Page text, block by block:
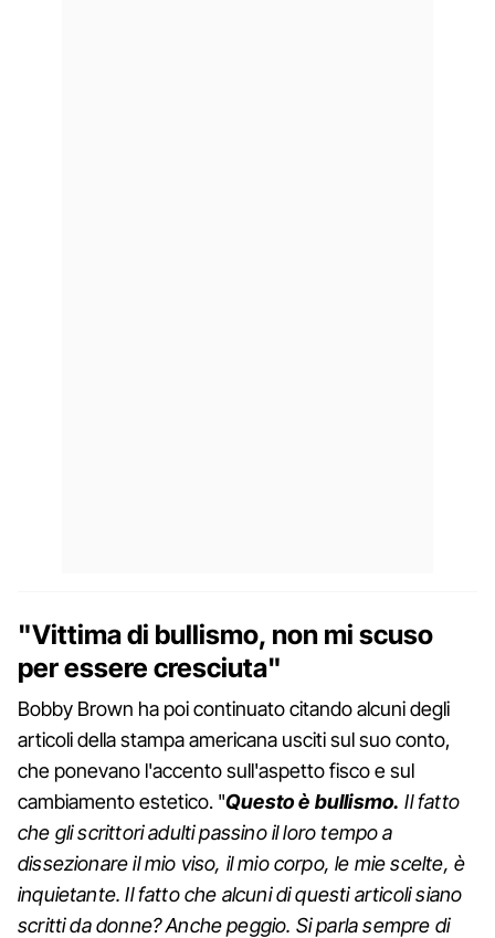
"Vittima di bullismo, non mi scuso
per essere cresciuta"
Bobby Brown ha poi continuato citando alcuni degli
articoli della stampa americana usciti sul suo conto,
che ponevano l'accento sull'aspetto fisco e sul
cambiamento estetico. "Questo è bullismo. Il fatto
che gli scrittori adulti passino il loro tempo a
dissezionare il mio viso, il mio corpo, le mie scelte, è
inquietante. Il fatto che alcuni di questi articoli siano
scritti da donne? Anche peggio. Si parla sempre di